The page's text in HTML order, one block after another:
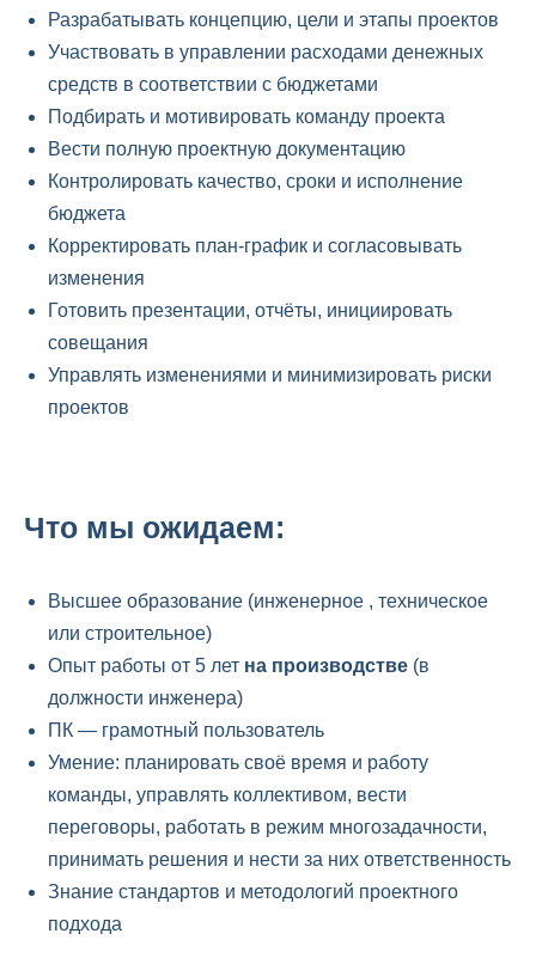
Разрабатывать концепцию, цели и этапы проектов
Участвовать в управлении расходами денежных
средств в соответствии с бюджетами
Подбирать и мотивировать команду проекта
Вести полную проектную документацию
Контролировать качество, сроки и исполнение
бюджета
Корректировать план-график и согласовывать
изменения
Готовить презентации, отчёты, инициировать
совещания
Управлять изменениями и минимизировать риски
проектов
Что мы ожидаем:
Высшее образование (инженерное , техническое
или строительное)
Опыт работы от 5 лет на производстве (в
должности инженера)
ПК — грамотный пользователь
Умение: планировать своё время и работу
команды, управлять коллективом, вести
переговоры, работать в режим многозадачности,
принимать решения и нести за них ответственность
Знание стандартов и методологий проектного
подхода